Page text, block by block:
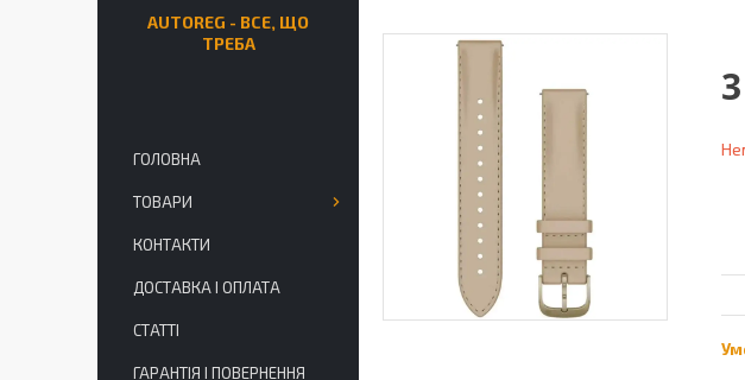
AUTOREG - ВСЕ, ЩО
ТРЕБА
ГОЛОВНА
ТОВАРИ
КОНТАКТИ
ДОСТАВКА І ОПЛАТА
СТАТТІ
ГАРАНТІЯ І ПОВЕРНЕННЯ